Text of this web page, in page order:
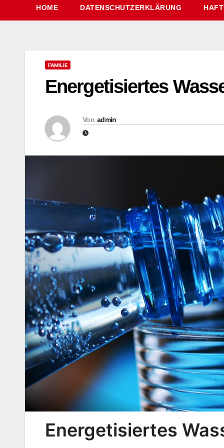
HOME DATENSCHUTZERKLÄRUNG
FAMILIE
Energetisiertes
Von admin
Energetisiertes